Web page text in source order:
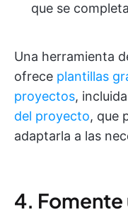
que se
Una herramienta
ofrece plantillas
proyectos,
del proyecto, que
adaptarla a las
4.